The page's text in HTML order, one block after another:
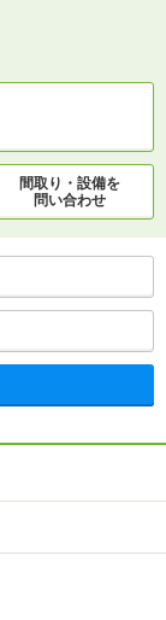
間取り・設備を
問い合わせ